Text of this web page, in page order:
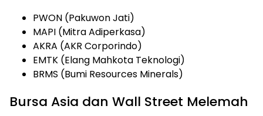
PWON (Pakuwon Jati)
MAPI (Mitra Adiperkasa)
AKRA (AKR Corporindo)
EMTK (Elang Mahkota Teknologi)
BRMS (Bumi Resources Minerals)
Bursa Asia dan Wall Street Melemah